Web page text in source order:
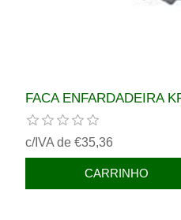
FACA ENFARDADEIRA
c/IVA de €35,36